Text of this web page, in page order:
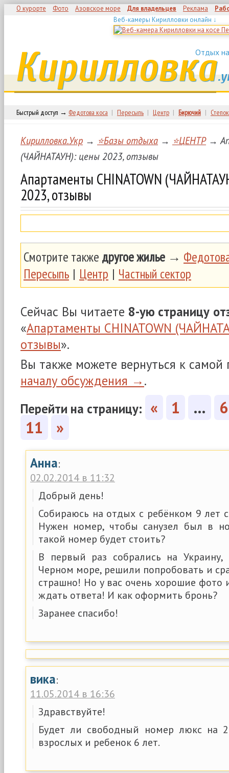
О курорте Фото Азовское море Для владельцев Реклама
Веб-камеры Кирилловки онлайн ↓
Отдых
Кирилловка
Быстрый доступ → Федотова коса | Пересыпь | Центр | Бирючий | Степок
Кирилловка.Укр → ⭐Базы отдыха → ⭐ЦЕНТР→
(ЧАЙНАТАУН): цены 2023, отзывы
Апартаменты CHINATOWN
2023, отзывы
Смотрите также другое жилье →
Пересыпь | Центр | Частный сектор
Сейчас Вы читаете 8-ую страницу
«Апартаменты CHINATOWN
отзывы».
Вы также можете вернуться к самой
началу обсуждения →.
Перейти на страницу: « 1 …
6
11
»
Анна:
02.02.2014 в 11:32
Добрый день!
Собираюсь на отдых с ребёнком 9 лет
Нужен номер, чтобы санузел был в
такой номер будет стоить?
В первый раз собрались на Украину,
Черном море, решили попробовать и
страшно! Но у вас очень хорошие фото
ждать ответа! И как оформить бронь?
Заранее спасибо!
вика:
11.05.2014 в 16:36
Здравствуйте!
Будет ли свободный номер люкс на
взрослых и ребенок 6 лет.